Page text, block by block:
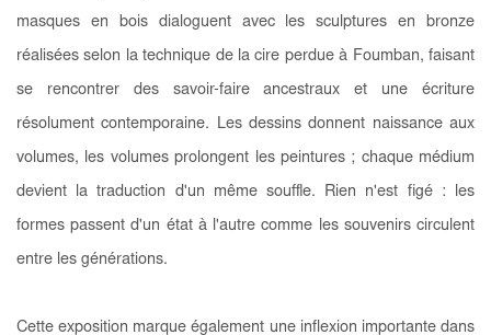
masques en bois dialoguent avec les sculptures en bronze
réalisées selon la technique de la cire perdue à Foumban, faisant
se rencontrer des savoir-faire ancestraux et une écriture
résolument contemporaine. Les dessins donnent naissance aux
volumes, les volumes prolongent les peintures ; chaque médium
devient la traduction d'un même souffle. Rien n'est figé : les
formes passent d'un état à l'autre comme les souvenirs circulent
entre les générations.
Cette exposition marque également une inflexion importante dans